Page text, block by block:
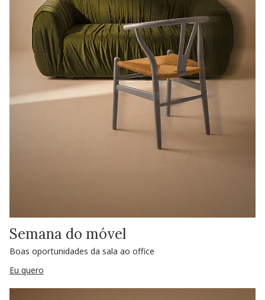
Semana do móvel
Boas oportunidades da sala ao office
Eu quero